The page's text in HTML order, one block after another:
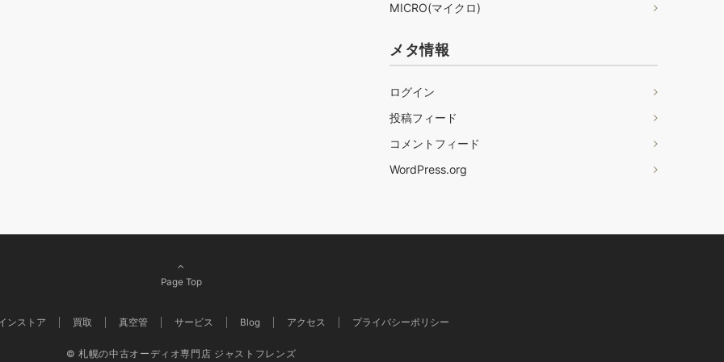
MICRO(マイクロ)
メタ情報
ログイン
投稿フィード
コメントフィード
WordPress.org
Page Top
ンストア 買取 真空管 サービス Blog アクセス プライバシーポリシー
© 札幌の中古オーディオ専門店 ジャストフレンズ